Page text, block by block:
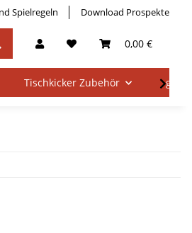
Spielregeln Download Prospekte
0,00 €
Tischkicker Zubehör